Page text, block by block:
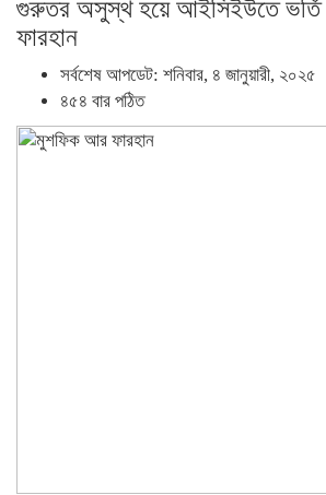
গুরুতর অসুস্থ হয়ে আইসিইউতে
ফারহান
সর্বশেষ আপডেট: শনিবার, ৪ জানুয়ারী, ২০২৫
৪৫৪ বার পঠিত